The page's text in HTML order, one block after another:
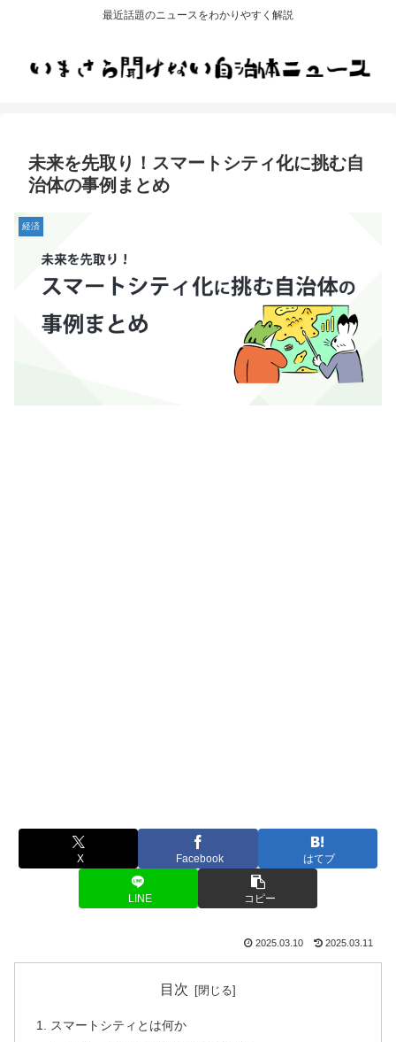
最近話題のニュースをわかりやすく解説
未来を先取り！スマートシティ化に挑む自
治体の事例まとめ
経済
X Facebook はてブ
LINE コピー
2025.03.10 2025.03.11
目次
スマートシティとは何か